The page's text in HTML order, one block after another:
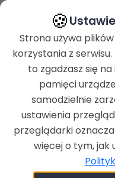
Sesja nr
ROZPOCZĘCIE
07-12-2020
ZAKOŃCZENIE
07-12-2020
LOKALIZACJA
Urząd Miejski
🍪
Strona używa
korzystania z
to zgadzasz się
pamięci
samodzielnie
ustawienia
przeglądarki
więcej o tym, jak